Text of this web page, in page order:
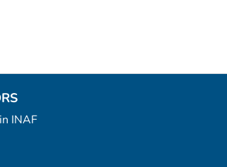
INAF